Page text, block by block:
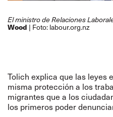
El ministro de Relaciones
Wood | Foto: labour.org.nz
Tolich explica que las leyes
misma protección a los
migrantes que a los
los primeros poder